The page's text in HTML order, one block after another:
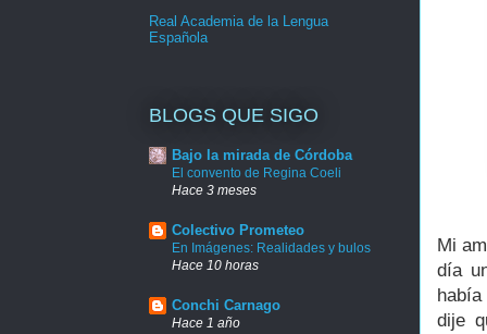
Mi
día
dije
Real Academia de la Lengua
Española
BLOGS QUE SIGO
Bajo la mirada de Córdoba
El convento de Regina Coeli
Hace 3 meses
Colectivo Prometeo
En Imágenes: Realidades y bulos
Hace 10 horas
Conchi Carnago
Hace 1 año